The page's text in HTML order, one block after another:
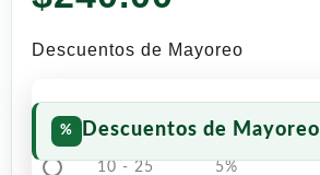
Descuentos de Mayoreo
Descuentos de Mayoreo
10 - 25 5%